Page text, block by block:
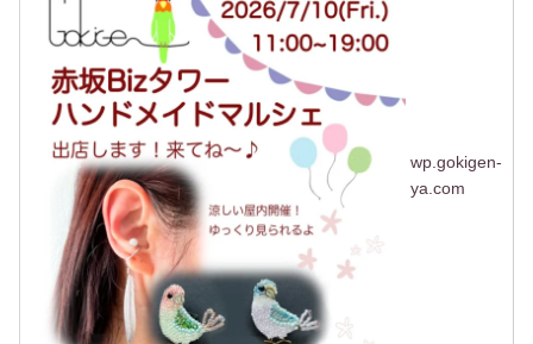
wp.gokigen-
ya.com